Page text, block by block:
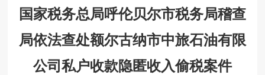
国家税务总局呼伦贝尔市税务局稽查
局依法查处额尔古纳市中旅石油有限
公司私户收款隐匿收入偷税案件